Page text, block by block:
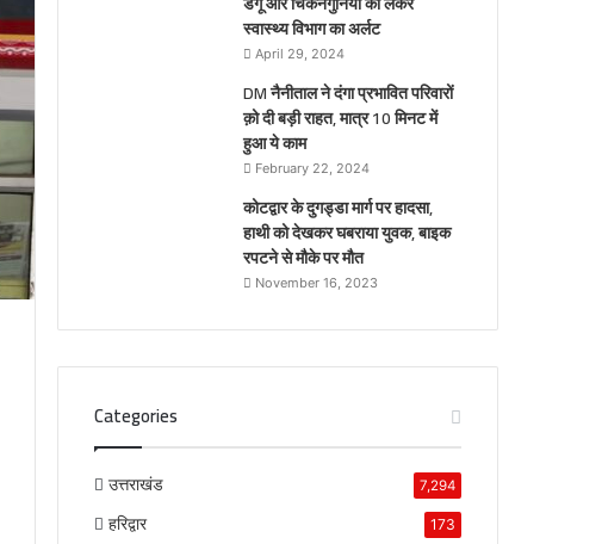
स्वास्थ्य विभाग का अर्लट
April 29, 2024
DM नैनीताल ने दंगा प्रभावित परिवारों
क़ो दी बड़ी राहत, मात्र 10 मिनट में
हुआ ये काम
February 22, 2024
कोटद्वार के दुगड्डा मार्ग पर हादसा,
हाथी को देखकर घबराया युवक, बाइक
रपटने से मौके पर मौत
November 16, 2023
Categories
उत्तराखंड 7,294
हरिद्वार 173